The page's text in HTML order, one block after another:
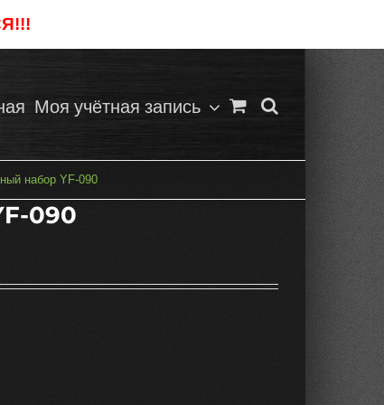
Моя учётная запись
набор YF-090
090